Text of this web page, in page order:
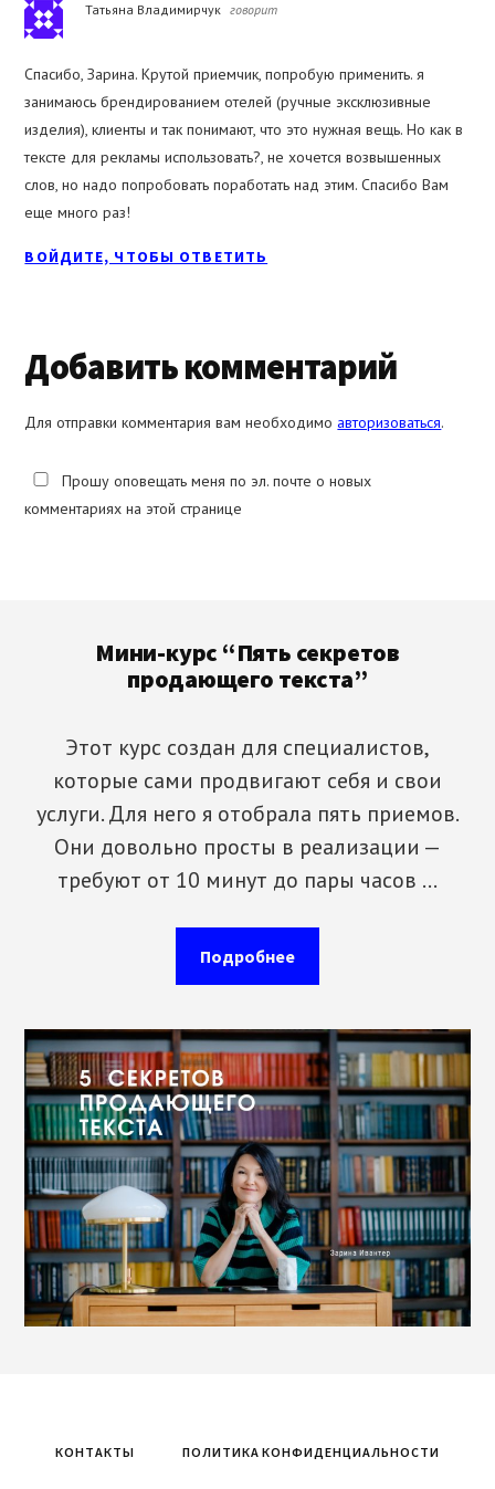
Татьяна Владимирчук говорит
Спасибо, Зарина. Крутой приемчик, попробую применить. я
занимаюсь брендированием отелей (ручные эксклюзивные
изделия), клиенты и так понимают, что это нужная вещь. Но как в
тексте для рекламы использовать?, не хочется возвышенных
слов, но надо попробовать поработать над этим. Спасибо Вам
еще много раз!
ВОЙДИТЕ, ЧТОБЫ ОТВЕТИТЬ
Добавить комментарий
Для отправки комментария вам необходимо авторизоваться.
Прошу оповещать меня по эл. почте о новых
комментариях на этой странице
Мини-курс “Пять секретов
продающего текста”
Этот курс создан для специалистов,
которые сами продвигают себя и свои
услуги. Для него я отобрала пять приемов.
Они довольно просты в реализации —
требуют от 10 минут до пары часов …
Подробнееabout
курс
секретов
продающего
текста”
КОНТАКТЫ ПОЛИТИКА КОНФИДЕНЦИАЛЬНОСТИ